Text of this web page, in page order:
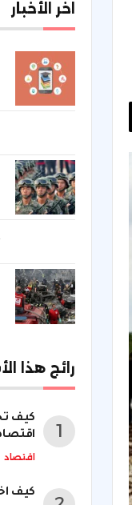
اخر الأخبار
رائج هذا
كيف
اقتصاد
كيف